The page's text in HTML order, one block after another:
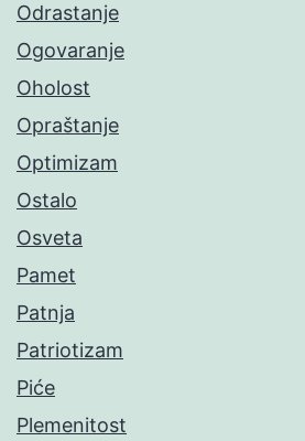
Odrastanje
Ogovaranje
Oholost
Opraštanje
Optimizam
Ostalo
Osveta
Pamet
Patnja
Patriotizam
Piće
Plemenitost